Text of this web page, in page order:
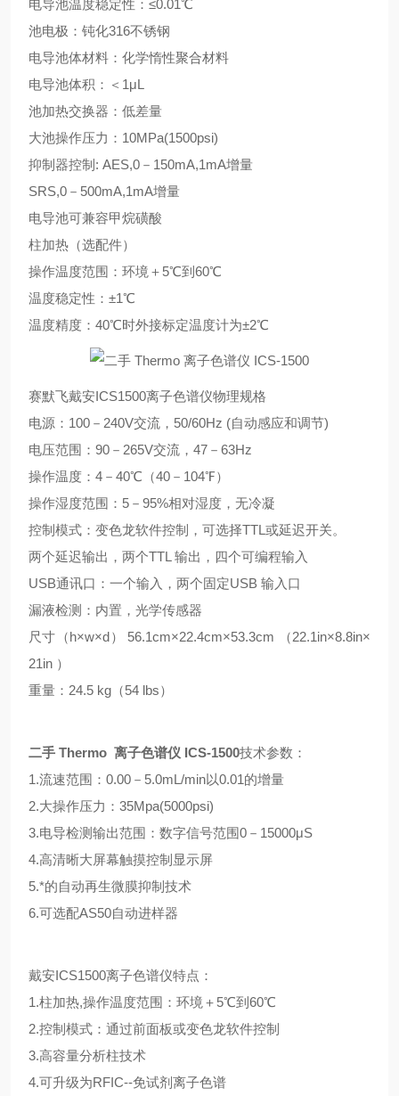
电导池温度稳定性：≤0.01℃
池电极：钝化316不锈钢
电导池体材料：化学惰性聚合材料
电导池体积：＜1μL
池加热交换器：低差量
大池操作压力：10MPa(1500psi)
抑制器控制: AES,0－150mA,1mA增量
SRS,0－500mA,1mA增量
电导池可兼容甲烷磺酸
柱加热（选配件）
操作温度范围：环境＋5℃到60℃
温度稳定性：±1℃
温度精度：40℃时外接标定温度计为±2℃
赛默飞戴安ICS1500离子色谱仪物理规格
电源：100－240V交流，50/60Hz (自动感应和调节)
电压范围：90－265V交流，47－63Hz
操作温度：4－40℃（40－104℉）
操作湿度范围：5－95%相对湿度，无冷凝
控制模式：变色龙软件控制，可选择TTL或延迟开关。
两个延迟输出，两个TTL 输出，四个可编程输入
USB通讯口：一个输入，两个固定USB 输入口
漏液检测：内置，光学传感器
尺寸（h×w×d） 56.1cm×22.4cm×53.3cm （22.1in×8.8in×
21in ）
重量：24.5 kg（54 lbs）
二手 Thermo 离子色谱仪 ICS-1500技术参数：
1.流速范围：0.00－5.0mL/min以0.01的增量
2.大操作压力：35Mpa(5000psi)
3.电导检测输出范围：数字信号范围0－15000μS
4.高清晰大屏幕触摸控制显示屏
5.*的自动再生微膜抑制技术
6.可选配AS50自动进样器
戴安ICS1500离子色谱仪特点：
1.柱加热,操作温度范围：环境＋5℃到60℃
2.控制模式：通过前面板或变色龙软件控制
3.高容量分析柱技术
4.可升级为RFIC--免试剂离子色谱